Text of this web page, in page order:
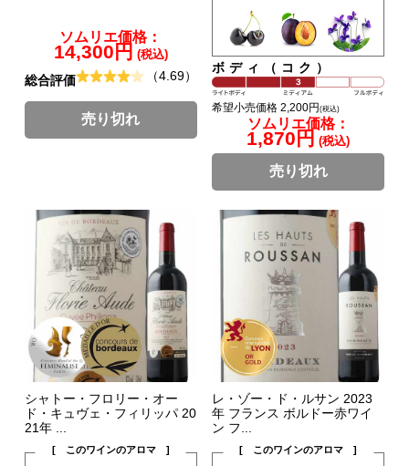
ソムリエ価格：
14,300円 (税込)
総合評価 （4.69）
売り切れ
ボディ（コク）
希望小売価格 2,200円(税込)
ソムリエ価格：
1,870円 (税込)
売り切れ
シャトー・フロリー・オー
ド・キュヴェ・フィリッパ 20
21年 ...
[ このワインのアロマ ]
レ・ゾー・ド・ルサン 2023
年 フランス ボルドー赤ワイ
ン フ...
[ このワインのアロマ ]